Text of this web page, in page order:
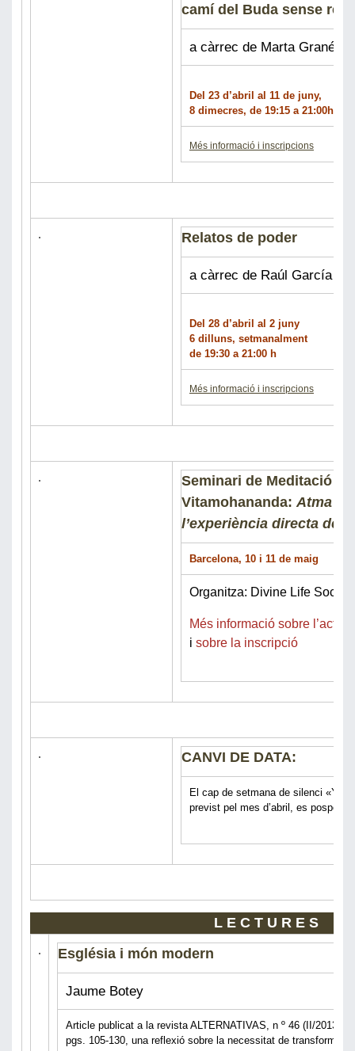
camí del Buda sense
a càrrec de Marta Granés
Del 23 d’abril al 11 de juny,
8 dimecres, de 19:15 a 21:00h
Més informació i inscripcions
Relatos de poder
a càrrec de Raúl García
Del 28 d’abril al 2 juny
6 dilluns, setmanalment
de 19:30 a 21:00 h
Més informació i inscripcions
Seminari de Meditació
Vitamohananda:Atma
l’experiència directa de
Barcelona, 10 i 11 de maig
Organitza: Divine Life
Més informació sobre
i sobre la inscripció
CANVI DE DATA:
El cap de setmana de silenci
previst pel mes d’abril, es
LECTURES
Església i món modern
Jaume Botey
Article publicat a la revista ALTERNATIVAS, n º 46 (II/2013),
pgs. 105-130, una reflexió sobre la necessitat de transformació